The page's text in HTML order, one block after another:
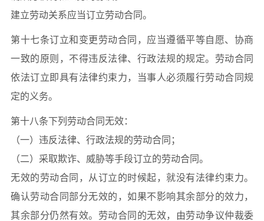
建立劳动关系应当订立劳动合同。
第十七条订立和变更劳动合同，应当遵循平等自愿、协商
一致的原则，不得违反法律、行政法规的规定。劳动合同
依法订立即具有法律约束力，当事人必须履行劳动合同规
定的义务。
第十八条下列劳动合同无效：
（一）违反法律、行政法规的劳动合同；
（二）采取欺诈、威胁等手段订立的劳动合同。
无效的劳动合同，从订立的时候起，就没有法律约束力。
确认劳动合同部分无效的，如果不影响其余部分的效力，
其余部分仍然有效。劳动合同的无效，由劳动争议仲裁委